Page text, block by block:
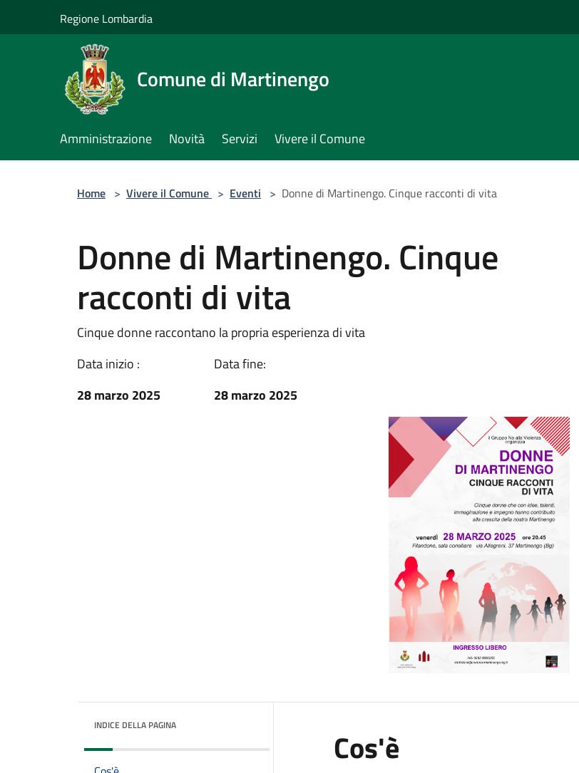
Regione Lombardia
Comune di Martinengo
Amministrazione Novità Servizi Vivere il Comune
Home > Vivere il Comune > Eventi > Donne di Martinengo. Cinque racconti di vita
Donne di Martinengo. Cinque
racconti di vita
Cinque donne raccontano la propria esperienza di vita
Data inizio :
28 marzo 2025
Data fine:
28 marzo 2025
INDICE DELLA PAGINA
Cos'è